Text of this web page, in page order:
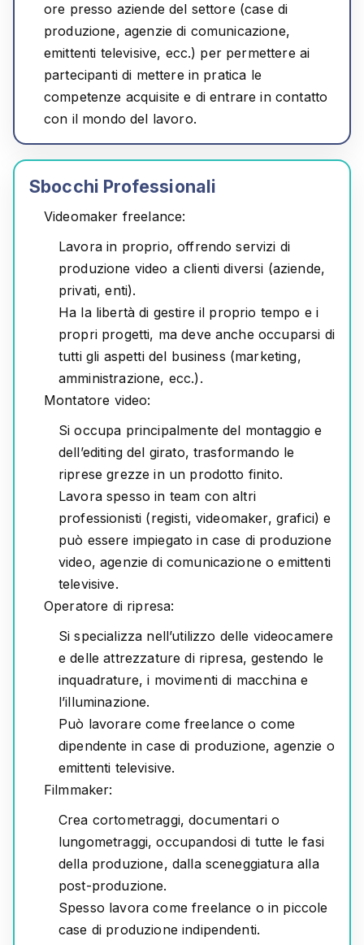
ore presso aziende del settore (case di
produzione, agenzie di comunicazione,
emittenti televisive, ecc.) per permettere ai
partecipanti di mettere in pratica le
competenze acquisite e di entrare in contatto
con il mondo del lavoro.
Sbocchi Professionali
Videomaker freelance:
Lavora in proprio, offrendo servizi di
produzione video a clienti diversi (aziende,
privati, enti).
Ha la libertà di gestire il proprio tempo e i
propri progetti, ma deve anche occuparsi di
tutti gli aspetti del business (marketing,
amministrazione, ecc.).
Montatore video:
Si occupa principalmente del montaggio e
dell’editing del girato, trasformando le
riprese grezze in un prodotto finito.
Lavora spesso in team con altri
professionisti (registi, videomaker, grafici) e
può essere impiegato in case di produzione
video, agenzie di comunicazione o emittenti
televisive.
Operatore di ripresa:
Si specializza nell’utilizzo delle videocamere
e delle attrezzature di ripresa, gestendo le
inquadrature, i movimenti di macchina e
l’illuminazione.
Può lavorare come freelance o come
dipendente in case di produzione, agenzie o
emittenti televisive.
Filmmaker:
Crea cortometraggi, documentari o
lungometraggi, occupandosi di tutte le fasi
della produzione, dalla sceneggiatura alla
post-produzione.
Spesso lavora come freelance o in piccole
case di produzione indipendenti.